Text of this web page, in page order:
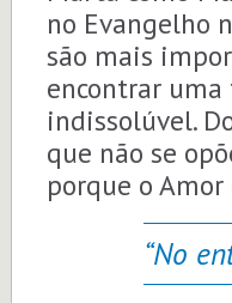
no Evangelho
são mais
encontrar
indissolúvel.
que não se
porque o Amor
“No